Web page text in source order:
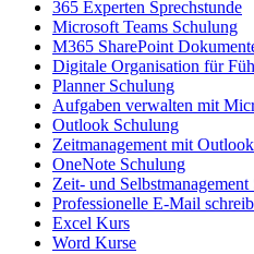
365 Experten Sprechstunde
Microsoft Teams Schulung
M365 SharePoint
Digitale Organisation für
Planner Schulung
Aufgaben verwalten mit
Outlook Schulung
Zeitmanagement mit
OneNote Schulung
Zeit- und
Professionelle E-Mail
Excel Kurs
Word Kurse